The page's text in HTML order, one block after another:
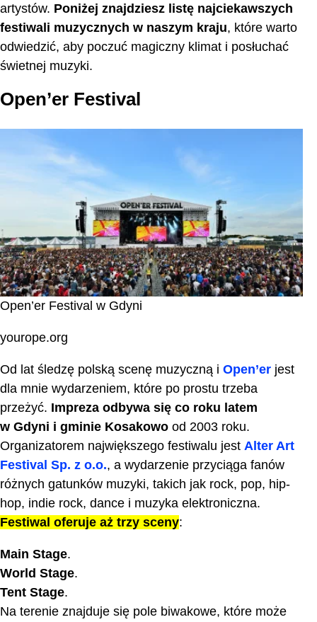
artystów. Poniżej znajdziesz listę najciekawszych
festiwali muzycznych w naszym kraju, które warto
odwiedzić, aby poczuć magiczny klimat i posłuchać
świetnej muzyki.
Open’er Festival
Open’er Festival w Gdyni
yourope.org
Od lat śledzę polską scenę muzyczną i Open’er jest
dla mnie wydarzeniem, które po prostu trzeba
przeżyć. Impreza odbywa się co roku latem
w Gdyni i gminie Kosakowo od 2003 roku.
Organizatorem największego festiwalu jest Alter Art
Festival Sp. z o.o., a wydarzenie przyciąga fanów
różnych gatunków muzyki, takich jak rock, pop, hip-
hop, indie rock, dance i muzyka elektroniczna.
Festiwal oferuje aż trzy sceny:
Main Stage.
World Stage.
Tent Stage.
Na terenie znajduje się pole biwakowe, które może